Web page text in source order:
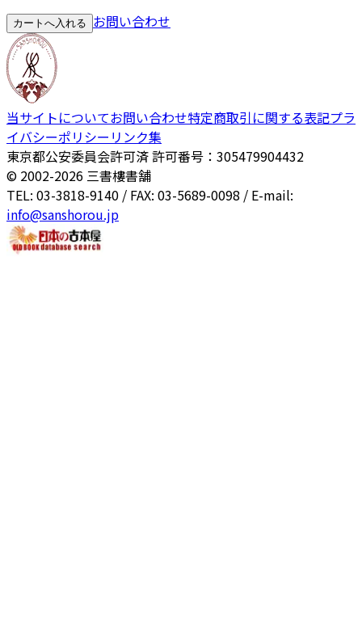
カートへ入れる お問い合わせ
当サイトについてお問い合わせ特定商取引に関する表記プラ
イバシーポリシー リンク集
東京都公安委員会許可済 許可番号：305479904432
© 2002-2026 三書樓書舗
TEL: 03-3818-9140 / FAX: 03-5689-0098 / E-mail:
info@sanshorou.jp